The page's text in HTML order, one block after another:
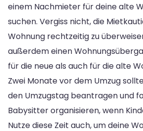
einem Nachmieter für deine alte
suchen. Vergiss nicht, die
Wohnung rechtzeitig zu
außerdem einen
für die neue als auch für die alte
Zwei Monate vor dem Umzug
den Umzugstag beantragen und
Babysitter organisieren, wenn
Nutze diese Zeit auch, um deine